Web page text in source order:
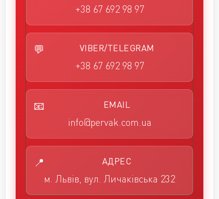
+38 67 692 98 97
VIBER/TELEGRAM
+38 67 692 98 97
EMAIL
info@pervak.com.ua
АДРЕС
м. Львів, вул. Личаківська 232